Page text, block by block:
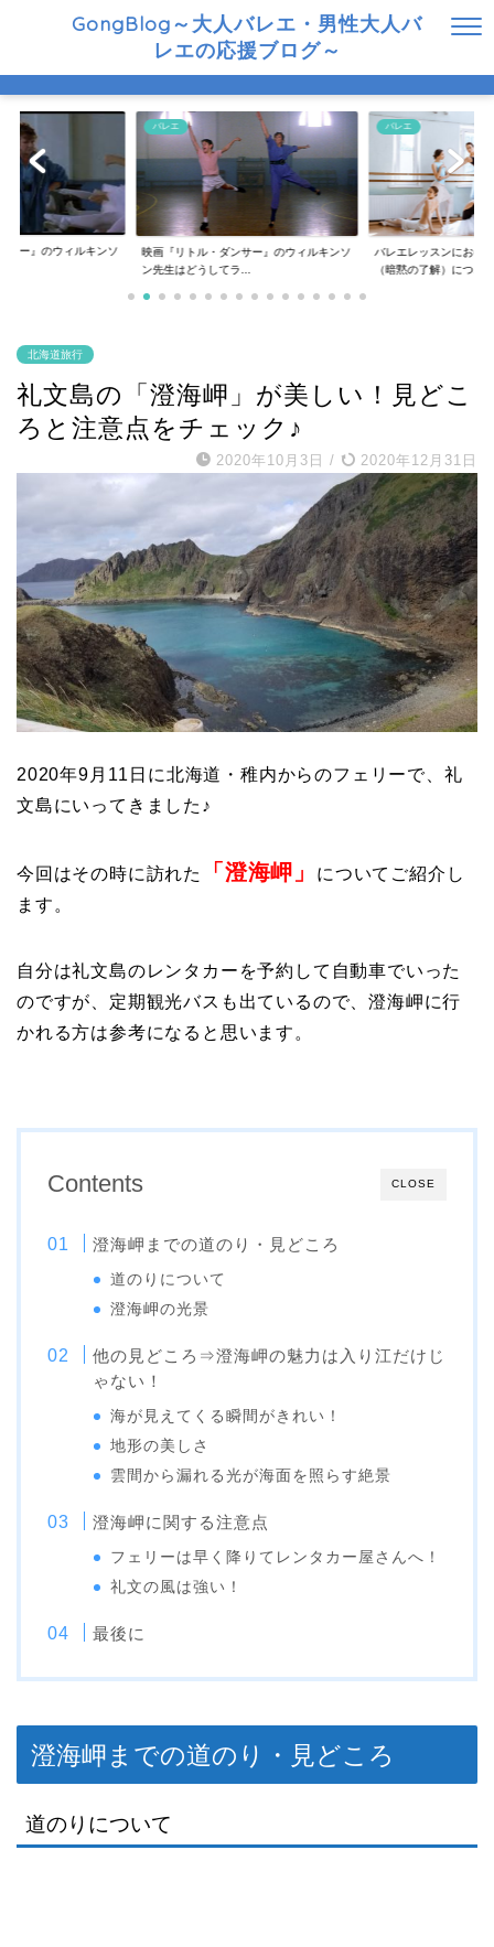
GongBlog～大人バレエ・男性大人バ
レエの応援ブログ～
サー』のウィルキンソ
バレエ
バレエレッスンにおけるマナーや決まり事
（暗黙の了解）につ...
バレエ
バレエと新興宗教の問
レエの関係について
北海道旅行
礼文島の「澄海岬」が美しい！見どこ
ろと注意点をチェック♪
2020年10月3日 / 2020年12月31日
2020年9月11日に北海道・稚内からのフェリーで、礼
文島にいってきました♪
今回はその時に訪れた 「澄海岬」
についてご紹介し
ます。
自分は礼文島のレンタカーを予約して自動車でいった
のですが、定期観光バスも出ているので、澄海岬に行
かれる方は参考になると思います。
CLOSE
Contents
澄海岬までの道のり・見どころ
道のりについて
澄海岬の光景
他の見どころ⇒澄海岬の魅力は入り江だけじ
ゃない！
海が見えてくる瞬間がきれい！
地形の美しさ
雲間から漏れる光が海面を照らす絶景
澄海岬に関する注意点
フェリーは早く降りてレンタカー屋さんへ！
礼文の風は強い！
最後に
澄海岬までの道のり・見どころ
道のりについて